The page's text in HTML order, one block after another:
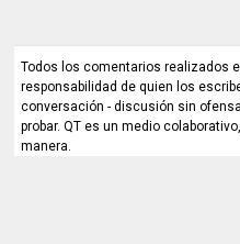
Todos los comentarios realizados
responsabilidad de quien los
conversación - discusión sin
probar. QT es un medio
manera.